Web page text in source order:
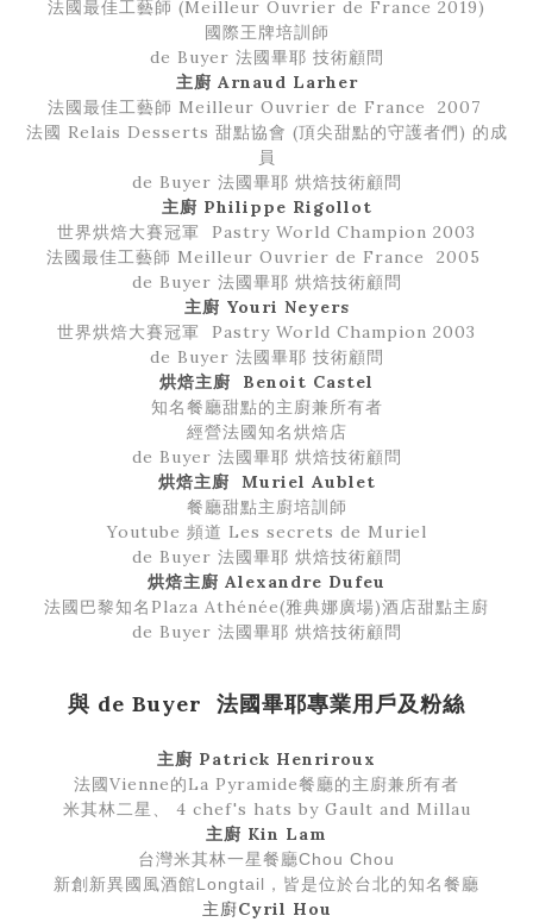
法國最佳工藝師 (Meilleur Ouvrier de France 2019)
國際王牌培訓師
de Buyer 法國畢耶 技術顧問
主廚 Arnaud Larher
法國最佳工藝師 Meilleur Ouvrier de France 2007
法國 Relais Desserts 甜點協會 (頂尖甜點的守護者們) 的成
員
de Buyer 法國畢耶 烘焙技術顧問
主廚 Philippe Rigollot
世界烘焙大賽冠軍 Pastry World Champion 2003
法國最佳工藝師 Meilleur Ouvrier de France 2005
de Buyer 法國畢耶 烘焙技術顧問
主廚 Youri Neyers
世界烘焙大賽冠軍 Pastry World Champion 2003
de Buyer 法國畢耶 技術顧問
烘焙主廚 Benoit Castel
知名餐廳甜點的主廚兼所有者
經營法國知名烘焙店
de Buyer 法國畢耶 烘焙技術顧問
烘焙主廚 Muriel Aublet
餐廳甜點主廚培訓師
Youtube 頻道 Les secrets de Muriel
de Buyer 法國畢耶 烘焙技術顧問
烘焙主廚 Alexandre Dufeu
法國巴黎知名Plaza Athénée(雅典娜廣場)酒店甜點主廚
de Buyer 法國畢耶 烘焙技術顧問
與 de Buyer 法國畢耶專業用戶及粉絲
主廚 Patrick Henriroux
法國Vienne的La Pyramide餐廳的主廚兼所有者
米其林二星、
4 chef's hats by Gault and Millau
主廚 Kin Lam
台灣米其林一星餐廳Chou Chou
新創新異國風酒館Longtail，皆是位於台北的知名餐廳
主廚Cyril Hou